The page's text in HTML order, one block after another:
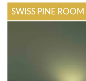
SWISS PINE